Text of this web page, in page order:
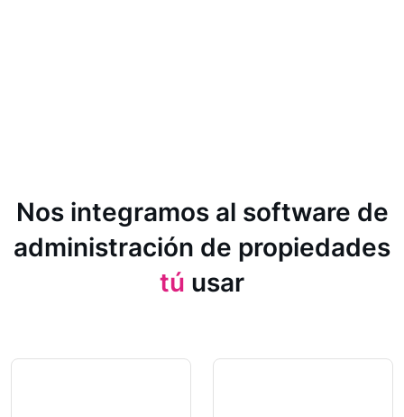
Nos integramos al software de
administración de propiedades
tú usar